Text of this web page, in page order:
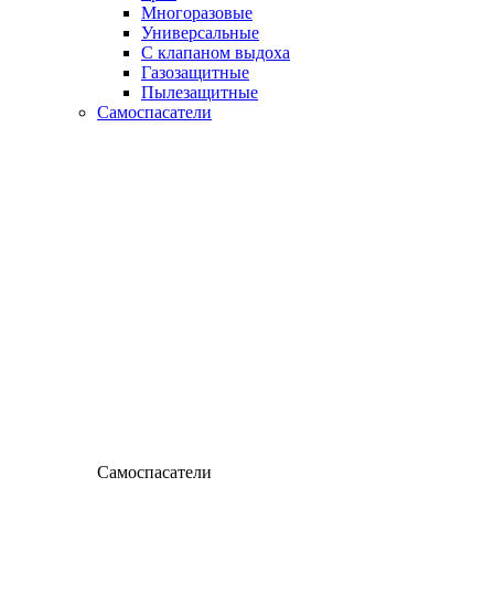
Многоразовые
Универсальные
С клапаном выдоха
Газозащитные
Пылезащитные
Самоспасатели
Самоспасатели